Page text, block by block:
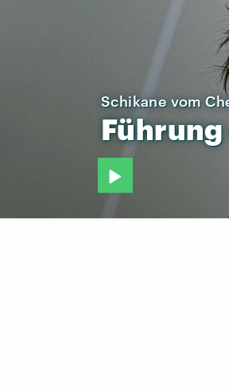
Schikane vom
Führung